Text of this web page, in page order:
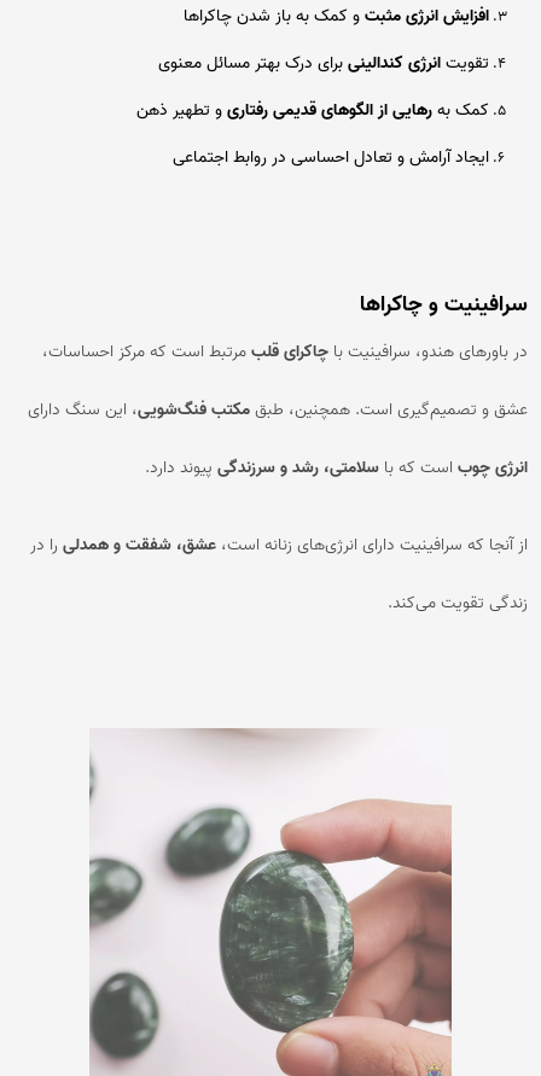
افزایش انرژی مثبتو کمک به باز شدن چاکراها
تقویتانرژی کندالینیبرای درک بهتر مسائل معنوی
کمک بهرهایی از الگوهای قدیمی رفتاریو تطهیر ذهن
ایجاد آرامش و تعادل احساسی در روابط اجتماعی
سرافینیت و چاکراها
در باورهای هندو، سرافینیت باچاکرای قلبمرتبط است که مرکز احساسات،
عشق و تصمیم‌گیری است. همچنین، طبقمکتب فنگ‌شویی، این سنگ دارای
انرژی چوب است که باسلامتی، رشد و سرزندگی پیوند دارد.
از آنجا که سرافینیت دارای انرژی‌های زنانه است،عشق، شفقت و همدلی را در
زندگی تقویت می‌کند.